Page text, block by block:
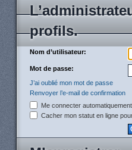
profils.
Nom d’utilisateur:
Mot de passe:
J’ai oublié mon mot de passe
Renvoyer l’e-mail de confirmation
Me connecter
Cacher mon statut en ligne